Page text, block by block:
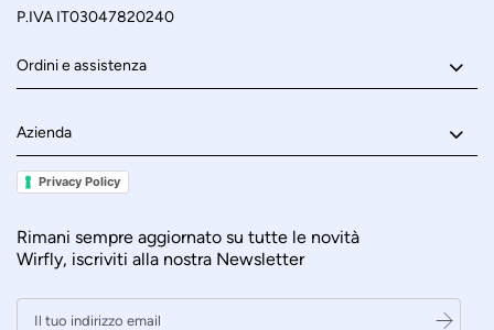
P.IVA IT03047820240
Ordini e assistenza
Azienda
Privacy Policy
Rimani sempre aggiornato su tutte le novità
Wirfly, iscriviti alla nostra Newsletter